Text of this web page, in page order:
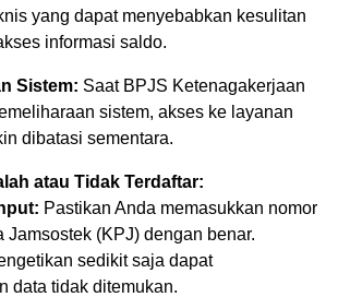
yang dapat menyebabkan kesulitan
informasi saldo.
Sistem: Saat BPJS Ketenagakerjaan
sistem, akses ke layanan
dibatasi sementara.
atau Tidak Terdaftar:
Pastikan Anda memasukkan nomor
Jamsostek (KPJ) dengan benar.
sedikit saja dapat
data tidak ditemukan.